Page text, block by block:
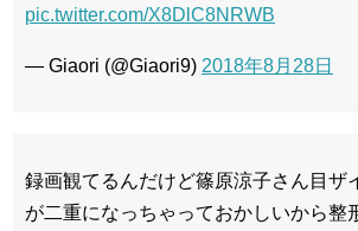
pic.twitter.com/X8DlC8NRWB
— Giaori (@Giaori9) 2018年8月28日
録画観てるんだけど篠原涼子さん目ザ
が二重になっちゃっておかしいから整